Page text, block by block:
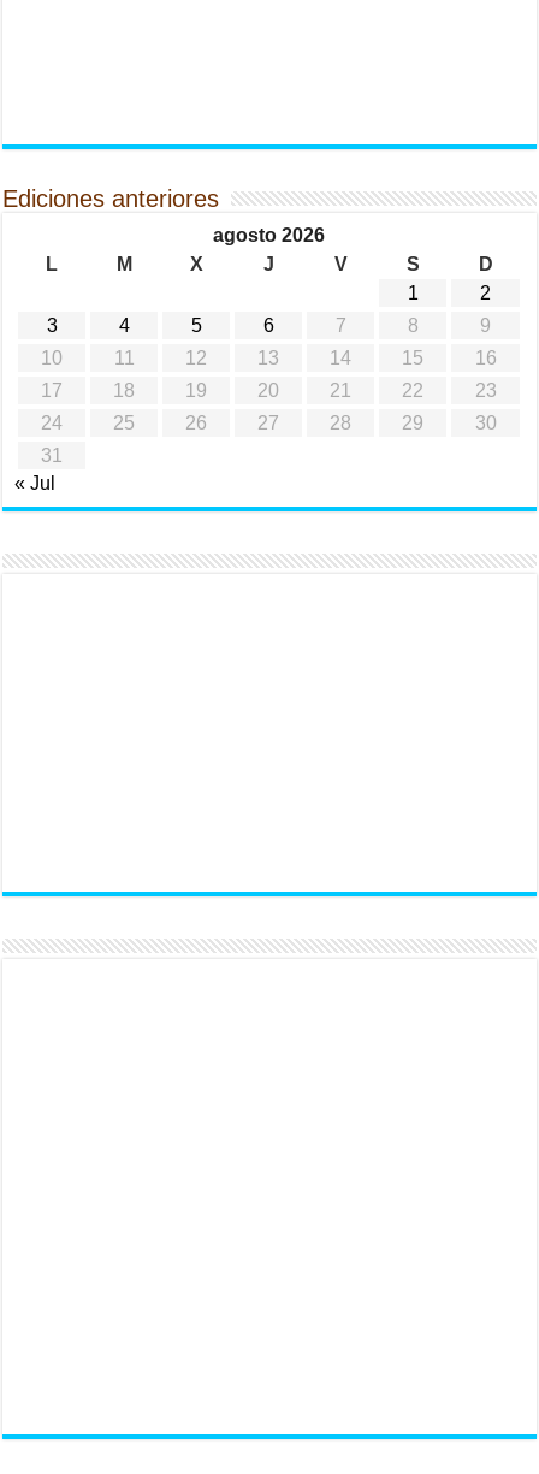
Ediciones anteriores
agosto 2026
L
M X J V S
D
1
2
3
4 5 6 7 8
9
10
11 12 13 14 15
16
17
18 19 20 21 22
23
24
25 26 27 28 29
30
31
« Jul